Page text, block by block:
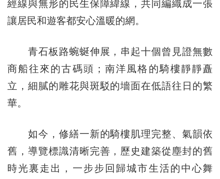
經線與無形的民生保障緯線，共同編織成一張
讓居民和遊客都安心溫暖的網。
青石板路蜿蜒伸展，串起十個曾見證無數
商船往來的古碼頭；南洋風格的騎樓靜靜矗
立，細膩的雕花與斑駁的墻面在低語往日的繁
華。
如今，修繕一新的騎樓肌理完整、氣韻依
舊，導覽標識清晰完善，歷史建築從塵封的舊
時光裏走出，一步步回歸城市生活的中心舞